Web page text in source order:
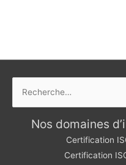
Nos domaines
Certification
Certification